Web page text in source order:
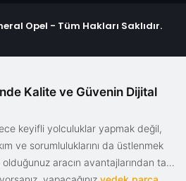
Opel - Tüm Hakları Saklıdır.
Kalite ve Güvenin Dijital
keyifli yolculuklar yapmak değil,
ve sorumluluklarını da üstlenmek
aracın avantajlarından tam